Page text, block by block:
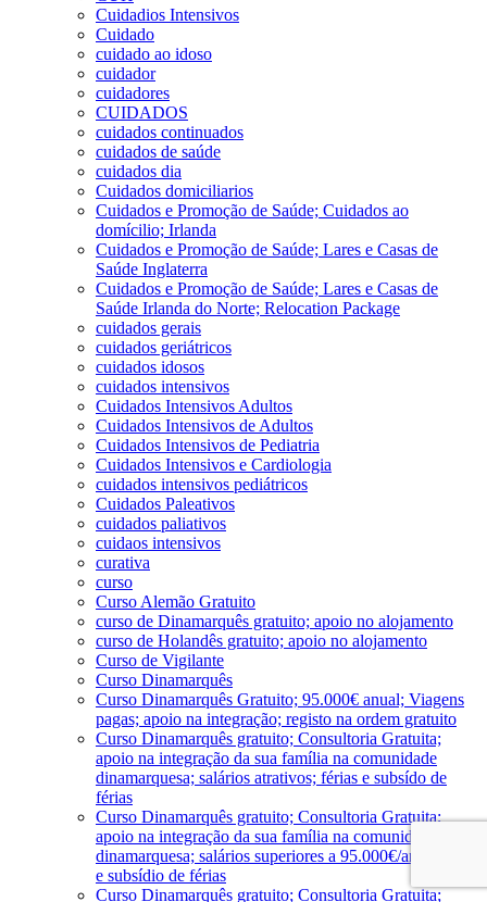
Cuidadios Intensivos
Cuidado
cuidado ao idoso
cuidador
cuidadores
CUIDADOS
cuidados continuados
cuidados de saúde
cuidados dia
Cuidados domiciliarios
Cuidados e Promoção de Saúde; Cuidados ao
domícilio; Irlanda
Cuidados e Promoção de Saúde; Lares e Casas de
Saúde Inglaterra
Cuidados e Promoção de Saúde; Lares e Casas de
Saúde Irlanda do Norte; Relocation Package
cuidados gerais
cuidados geriátricos
cuidados idosos
cuidados intensivos
Cuidados Intensivos Adultos
Cuidados Intensivos de Adultos
Cuidados Intensivos de Pediatria
Cuidados Intensivos e Cardiologia
cuidados intensivos pediátricos
Cuidados Paleativos
cuidados paliativos
cuidaos intensivos
curativa
curso
Curso Alemão Gratuito
curso de Dinamarquês gratuito; apoio no alojamento
curso de Holandês gratuito; apoio no alojamento
Curso de Vigilante
Curso Dinamarquês
Curso Dinamarquês Gratuito; 95.000€ anual; Viagens
pagas; apoio na integração; registo na ordem gratuito
Curso Dinamarquês gratuito; Consultoria Gratuita;
apoio na integração da sua família na comunidade
dinamarquesa; salários atrativos; férias e subsído de
férias
Curso Dinamarquês gratuito; Consultoria Gratuita;
apoio na integração da sua família na comunidade
dinamarquesa; salários superiores a 95.000€/ano; férias
e subsídio de férias
Curso Dinamarquês gratuito; Consultoria Gratuita;